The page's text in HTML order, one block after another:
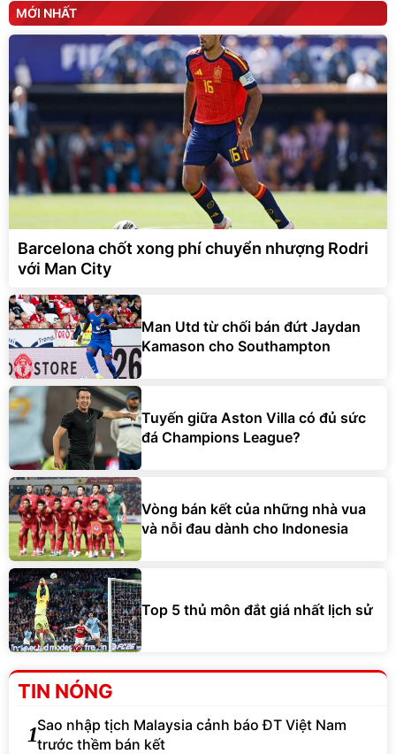
MỚI NHẤT
Barcelona chốt xong phí chuyển nhượng Rodri
với Man City
Man Utd từ chối bán đứt Jaydan
Kamason cho Southampton
Tuyến giữa Aston Villa có đủ sức
đá Champions League?
Vòng bán kết của những nhà vua
và nỗi đau dành cho Indonesia
Top 5 thủ môn đắt giá nhất lịch sử
TIN NÓNG
1Sao nhập tịch Malaysia cảnh báo ĐT Việt Nam
trước thềm bán kết